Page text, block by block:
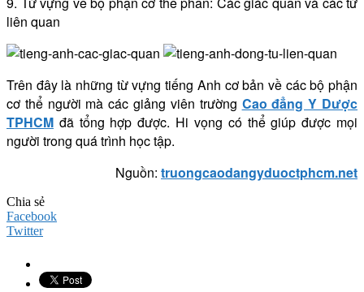
liên quan
Trên đây là những từ vựng tiếng Anh cơ bản về các bộ phận
cơ thể người mà các giảng viên trường Cao đẳng Y Dược
TPHCM đã tổng hợp được. Hi vọng có thể giúp được mọi
người trong quá trình học tập.
Nguồn: truongcaodangyduoctphcm.net
Chia sẻ
Facebook
Twitter